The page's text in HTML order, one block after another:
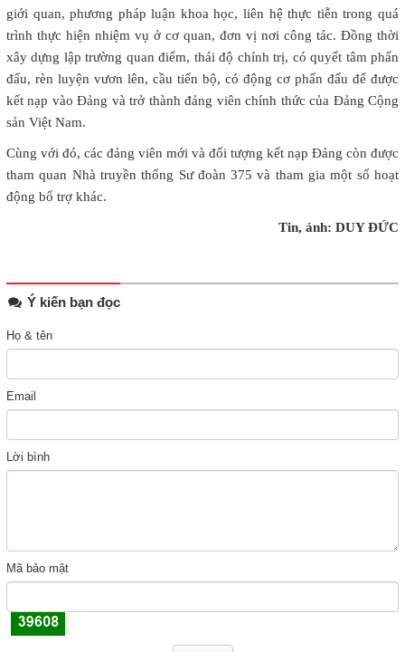
giới quan, phương pháp luận khoa học, liên hệ thực tiễn trong quá
trình thực hiện nhiệm vụ ở cơ quan, đơn vị nơi công tác. Đồng thời
xây dựng lập trường quan điểm, thái độ chính trị, có quyết tâm phấn
đấu, rèn luyện vươn lên, cầu tiến bộ, có động cơ phấn đấu để được
kết nạp vào Đảng và trở thành đảng viên chính thức của Đảng Cộng
sản Việt Nam.
Cùng với đó, các đảng viên mới và đối tượng kết nạp Đảng còn được
tham quan Nhà truyền thống Sư đoàn 375 và tham gia một số hoạt
động bổ trợ khác.
Tin, ảnh: DUY ĐỨC
Ý kiến bạn đọc
Họ & tên
Email
Lời bình
Mã bảo mật